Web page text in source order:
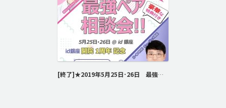
[終了]★2019年5月25日･26日 最強ペアの相談会開催決定★